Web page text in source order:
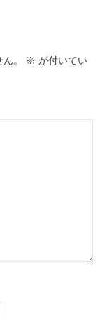
。 ※ が付いてい